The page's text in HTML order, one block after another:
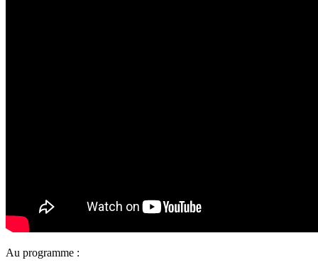
Au programme :